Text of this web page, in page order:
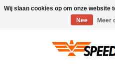
Wij slaan cookies op om onze website
Nee
Meer